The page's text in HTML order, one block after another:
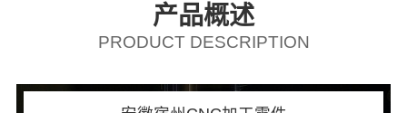
产品概述
PRODUCT DESCRIPTION